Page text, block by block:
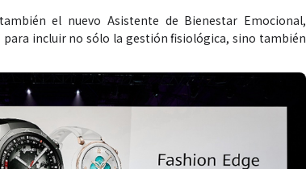
el nuevo Asistente de Bienestar Emocional,
incluir no sólo la gestión fisiológica, sino también